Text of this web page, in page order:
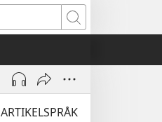
Sök
ARTIKELSPRÅK